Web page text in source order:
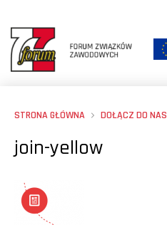
STRONA GŁÓWNA DOŁĄCZ DO NAS
join-yellow